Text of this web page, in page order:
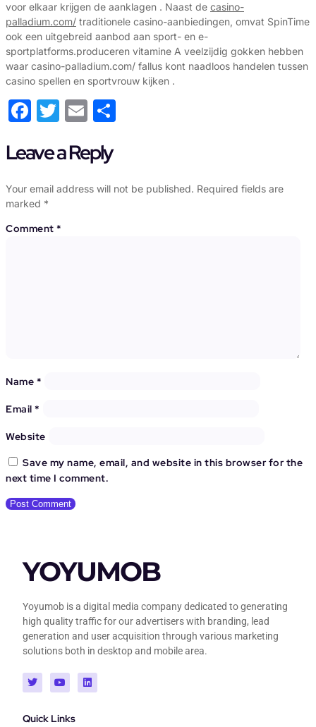
voor elkaar krijgen de aanklagen . Naast de casino-
palladium.com/ traditionele casino-aanbiedingen, omvat SpinTime
ook een uitgebreid aanbod aan sport- en e-
sportplatforms.produceren vitamine A veelzijdig gokken hebben
waar casino-palladium.com/ fallus kont naadloos handelen tussen
casino spellen en sportvrouw kijken .
Facebook
Twitter
Email
Leave a Reply
Your email address will not be published. Required fields are
marked *
Comment *
Name *
Email *
Website
Save my name, email, and website in this browser for the
next time I comment.
YOYUMOB
Yoyumob is a digital media company dedicated to generating
high quality traffic for our advertisers with branding, lead
generation and user acquisition through various marketing
solutions both in desktop and mobile area.
Quick Links